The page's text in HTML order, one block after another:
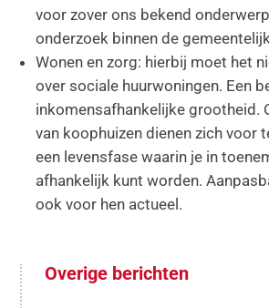
voor zover ons bekend
onderzoek binnen de
Wonen en zorg: hierbij moet het
over sociale huurwoningen. Een
inkomensafhankelijke grootheid.
van koophuizen dienen zich voor
een levensfase waarin je in
afhankelijk kunt worden.
ook voor hen actueel.
Overige berichten